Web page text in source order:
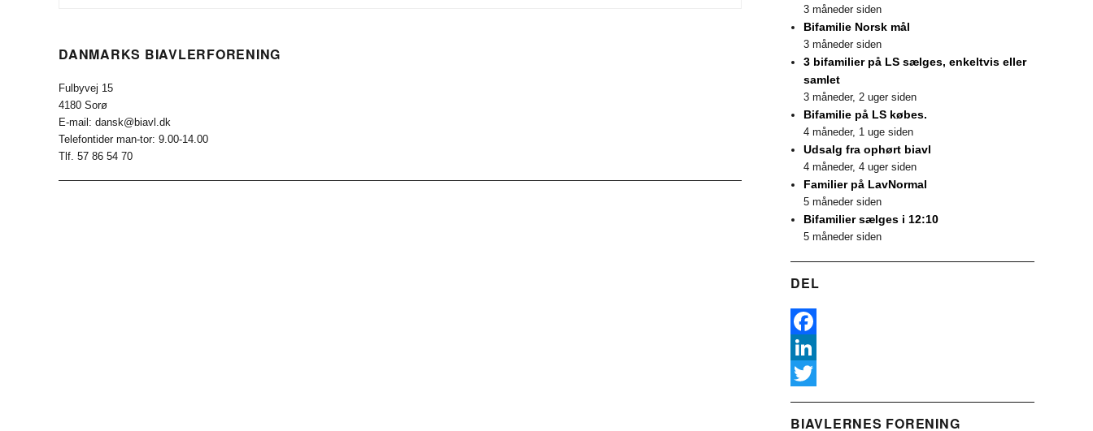
DANMARKS BIAVLERFORENING
Fulbyvej 15
4180 Sorø
E-mail: dansk@biavl.dk
Telefontider man-tor: 9.00-14.00
Tlf. 57 86 54 70
3 måneder siden
Bifamilie Norsk mål
3 måneder siden
3 bifamilier på LS sælges, enkeltvis eller
samlet
3 måneder, 2 uger siden
Bifamilie på LS købes.
4 måneder, 1 uge siden
Udsalg fra ophørt biavl
4 måneder, 4 uger siden
Familier på LavNormal
5 måneder siden
Bifamilier sælges i 12:10
5 måneder siden
DEL
F
a
e
L
nw
BIAVLERNES FORENING